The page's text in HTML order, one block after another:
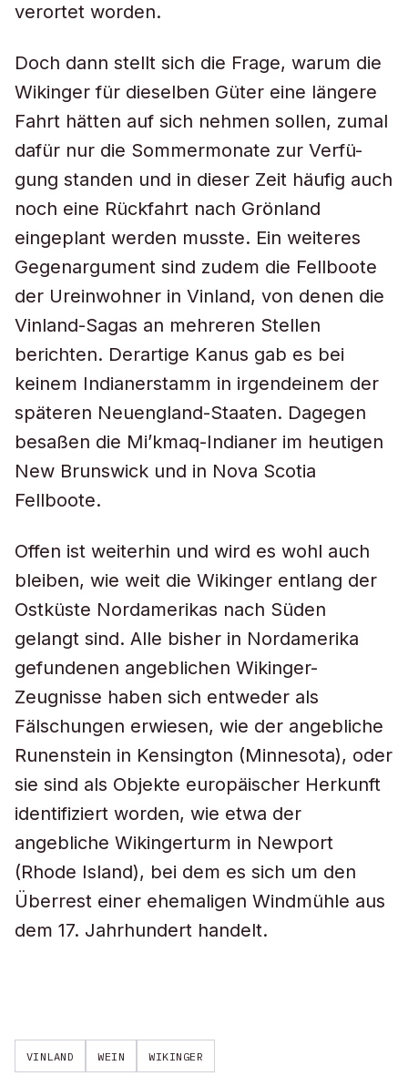
verortet worden.
Doch dann stellt sich die Frage, warum die
Wikinger für dieselben Güter eine längere
Fahrt hätten auf sich nehmen sollen, zumal
dafür nur die Sommermonate zur Verfü-
gung standen und in dieser Zeit häufig auch
noch eine Rückfahrt nach Grönland
eingeplant werden musste. Ein weiteres
Gegenargument sind zudem die Fellboote
der Ureinwohner in Vinland, von denen die
Vinland-Sagas an mehreren Stellen
berichten. Derartige Kanus gab es bei
keinem Indianerstamm in irgendeinem der
späteren Neuengland-Staaten. Dagegen
besaßen die Mi’kmaq-Indianer im heutigen
New Brunswick und in Nova Scotia
Fellboote.
Offen ist weiterhin und wird es wohl auch
bleiben, wie weit die Wikinger entlang der
Ostküste Nordamerikas nach Süden
gelangt sind. Alle bisher in Nordamerika
gefundenen angeblichen Wikinger-
Zeugnisse haben sich entweder als
Fälschungen erwiesen, wie der angebliche
Runenstein in Kensington (Minnesota), oder
sie sind als Objekte europäischer Herkunft
identifiziert worden, wie etwa der
angebliche Wikingerturm in Newport
(Rhode Island), bei dem es sich um den
Überrest einer ehemaligen Windmühle aus
dem 17. Jahrhundert handelt.
VINLAND WEIN WIKINGER